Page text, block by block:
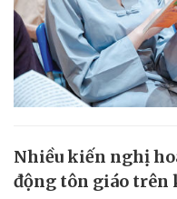
Nhiều kiến nghị
động tôn giáo trên